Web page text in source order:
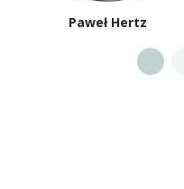
Paweł Hertz